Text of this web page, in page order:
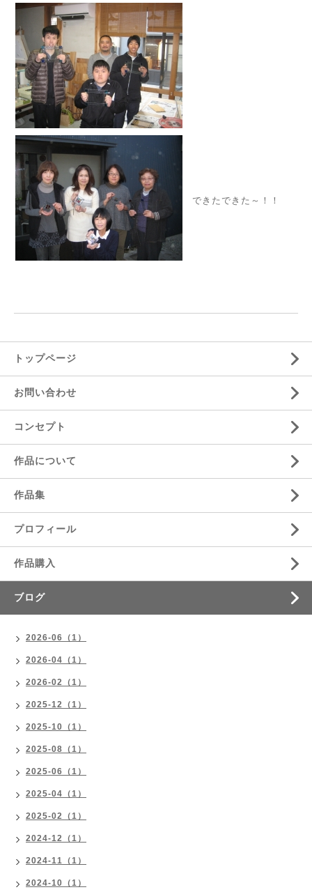
できたできた～！！
トップページ
お問い合わせ
コンセプト
作品について
作品集
プロフィール
作品購入
ブログ
2026-06（1）
2026-04（1）
2026-02（1）
2025-12（1）
2025-10（1）
2025-08（1）
2025-06（1）
2025-04（1）
2025-02（1）
2024-12（1）
2024-11（1）
2024-10（1）